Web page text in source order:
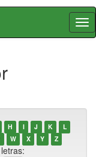
H I J K
L
W X Y Z